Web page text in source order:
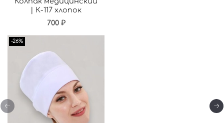
| К-117 хлопок
700 ₽
-26%